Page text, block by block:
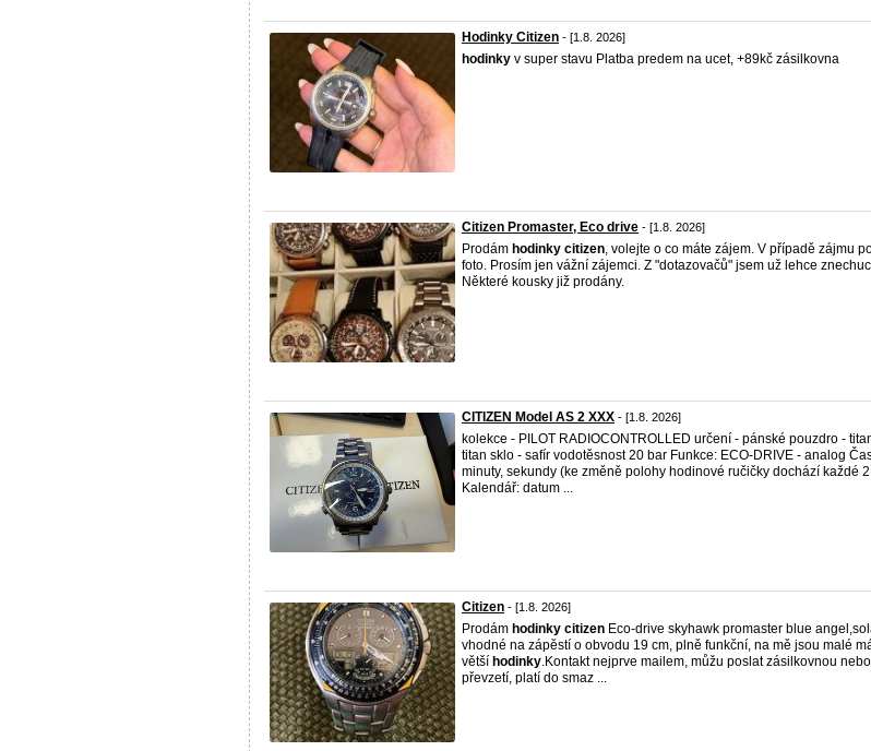
Hodinky Citizen - [1.8. 2026]
hodinky v super stavu Platba predem na ucet, +89kč zásilkovna
Citizen Promaster, Eco drive - [1.8. 2026]
Prodám hodinky citizen, volejte o co máte zájem. V případě zájmu
foto. Prosím jen vážní zájemci. Z "dotazovačů" jsem už lehce
Některé kousky již prodány.
CITIZEN Model AS 2 XXX - [1.8. 2026]
kolekce - PILOT RADIOCONTROLLED určení - pánské pouzdro -
titan sklo - safír vodotěsnost 20 bar Funkce: ECO-DRIVE - analog
minuty, sekundy (ke změně polohy hodinové ručičky dochází každé
Kalendář: datum ...
Citizen - [1.8. 2026]
Prodám hodinky citizen Eco-drive skyhawk promaster blue
vhodné na zápěstí o obvodu 19 cm, plně funkční, na mě jsou malé
větší hodinky.Kontakt nejprve mailem, můžu poslat zásilkovnou
převzetí, platí do smaz ...